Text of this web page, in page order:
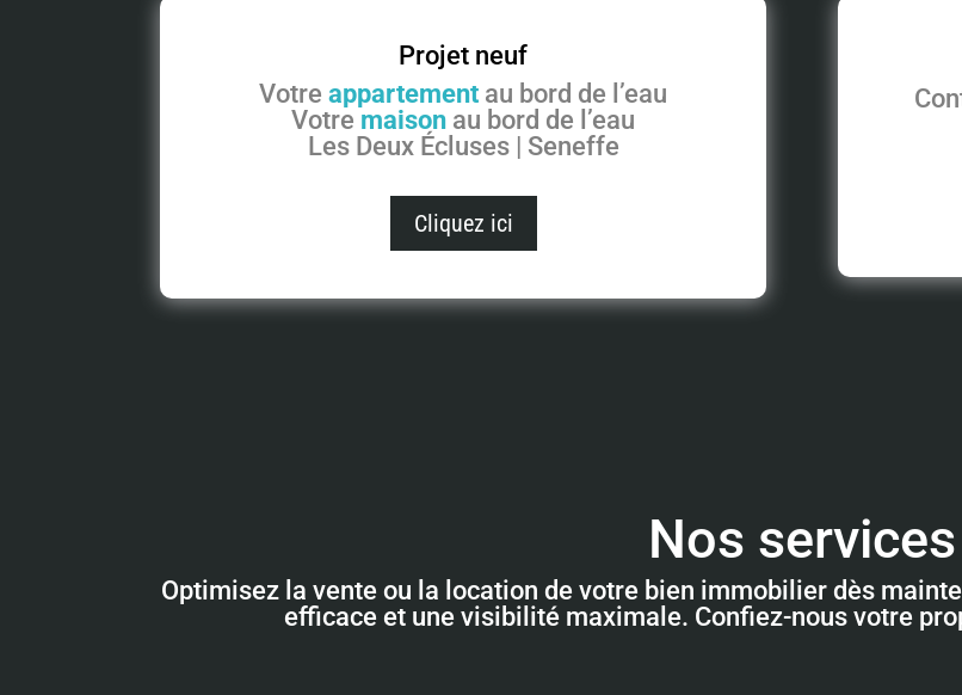
Projet neuf
Votreappartement au bord de l’eau
Votre maison au bord de l’eau
Les Deux Écluses | Seneffe
Cliquez ici
Nos services
Optimisez la vente ou la location de votre bien immobilier dès
efficace et une visibilité maximale. Confiez-nous votre